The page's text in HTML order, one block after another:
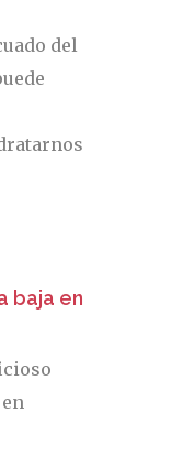
del
baja en